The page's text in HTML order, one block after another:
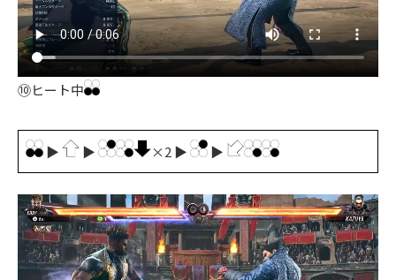
⑩ヒート中
▶ ▶ ×2 ▶ ▶